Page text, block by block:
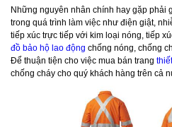
Những nguyên nhân chính hay gặp phải
trong quá trình làm việc như điện giật,
tiếp xúc trực tiếp với kim loại nóng, tiếp
đồ bảo hộ lao động chống nóng, chống
Để thuận tiện cho việc mua bán trang
chống cháy cho quý khách hàng trên cả